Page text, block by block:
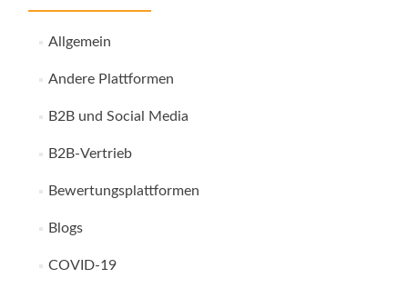
Allgemein
Andere Plattformen
B2B und Social Media
B2B-Vertrieb
Bewertungsplattformen
Blogs
COVID-19